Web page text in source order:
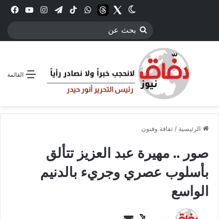
انستقرامتيلقرام‫TikTokواتسابthreadsTwitter
الوضع المظلم
بحث
القائمة
الرئيسية /ثقافة وفنون
صور .. مهيرة عبد العزيز تتألق
بأسلوب عصري وجريء بالدنيم
الواسع